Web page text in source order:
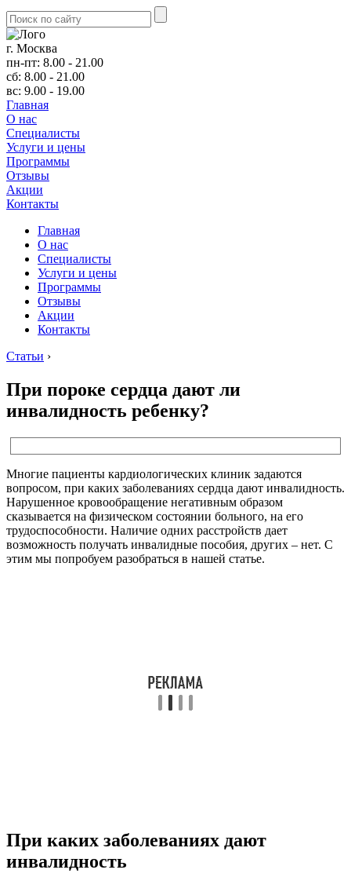
г. Москва
пн-пт: 8.00 - 21.00
сб: 8.00 - 21.00
вс: 9.00 - 19.00
Главная
О нас
Cпециалисты
Услуги и цены
Программы
Отзывы
Акции
Контакты
Главная
О нас
Cпециалисты
Услуги и цены
Программы
Отзывы
Акции
Контакты
Статьи ›
При пороке сердца дают ли
инвалидность ребенку?
Многие пациенты кардиологических клиник задаются
вопросом, при каких заболеваниях сердца дают инвалидность.
Нарушенное кровообращение негативным образом
сказывается на физическом состоянии больного, на его
трудоспособности. Наличие одних расстройств дает
возможность получать инвалидные пособия, других – нет. С
этим мы попробуем разобраться в нашей статье.
При каких заболеваниях дают
инвалидность